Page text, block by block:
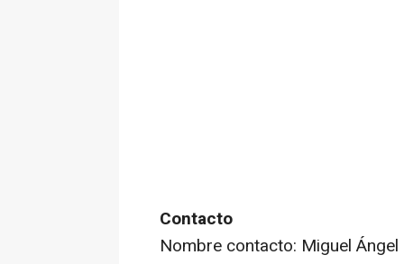
Contacto
Nombre contacto: Miguel Ángel